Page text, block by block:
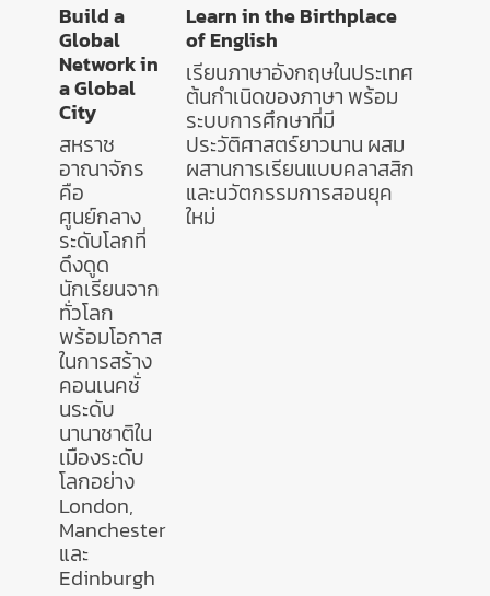
Build a
Global
Network in
a Global
City
สหราช
อาณาจักร
คือ
ศูนย์กลาง
ระดับโลกที่
ดึงดูด
นักเรียนจาก
ทั่วโลก
พร้อมโอกาส
ในการสร้าง
คอนเนคชั่
นระดับ
นานาชาติใน
เมืองระดับ
โลกอย่าง
London,
Manchester
และ
Edinburgh
Learn in the Birthplace
of English
เรียนภาษาอังกฤษในประเทศ
ต้นกำเนิดของภาษา พร้อม
ระบบการศึกษาที่มี
ประวัติศาสตร์ยาวนาน ผสม
ผสานการเรียนแบบคลาสสิก
และนวัตกรรมการสอนยุค
ใหม่